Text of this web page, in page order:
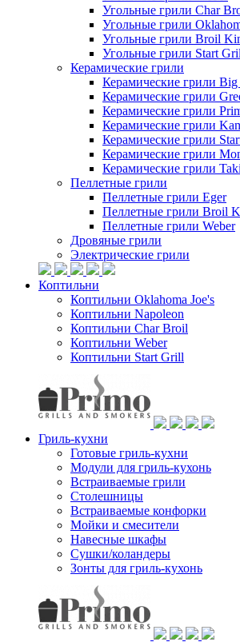
Угольные грили Char
Угольные грили
Угольные грили Broil
Угольные грили Start
Керамические грили
Керамические грили Big
Керамические грили
Керамические грили
Керамические грили
Керамические грили
Керамические грили
Керамические грили
Пеллетные грили
Пеллетные грили Eger
Пеллетные грили Broil
Пеллетные грили Weber
Дровяные грили
Электрические грили
Коптильни
Коптильни Oklahoma Joe's
Коптильни Napoleon
Коптильни Char Broil
Коптильни Weber
Коптильни Start Grill
Гриль-кухни
Готовые гриль-кухни
Модули для гриль-кухонь
Встраиваемые грили
Столешницы
Встраиваемые конфорки
Мойки и смесители
Навесные шкафы
Сушки/коландеры
Зонты для гриль-кухонь